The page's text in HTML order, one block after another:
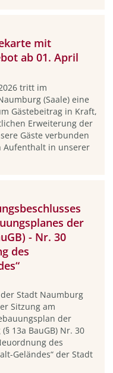
mit
ab 01. April
tritt im
(Saale) eine
Gästebeitrag in Kraft,
Erweiterung der
Gäste verbunden
Aufenthalt in unserer
der
- Nr. 30
des
Stadt Naumburg
Sitzung am
der
13a BauGB) Nr. 30
des
Geländes“ der Stadt